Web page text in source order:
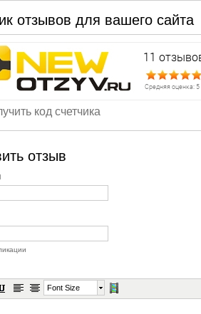
отзывов для вашего сайта
код счетчика
отзыв
Font Size